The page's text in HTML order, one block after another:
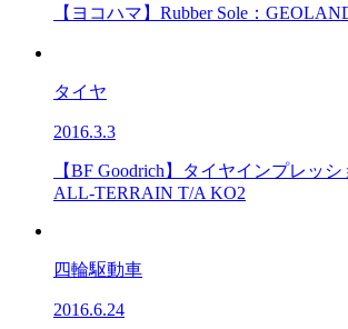
【ヨコハマ】Rubber Sole：
タイヤ
2016.3.3
【BF Goodrich】タイヤインプレッ
ALL-TERRAIN T/A KO2
四輪駆動車
2016.6.24